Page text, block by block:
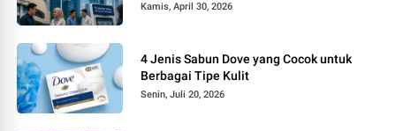
Kamis, April 30, 2026
4 Jenis Sabun Dove yang Cocok untuk
Berbagai Tipe Kulit
Senin, Juli 20, 2026